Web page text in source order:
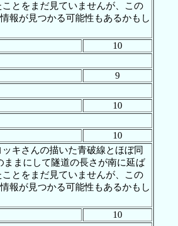
とをまだ見ていませんが、この
報が見つかる可能性もあるかもし
10
9
10
10
キさんの描いた青破線とほぼ同
ままにして隧道の長さが南に延ば
とをまだ見ていませんが、この
報が見つかる可能性もあるかもし
10